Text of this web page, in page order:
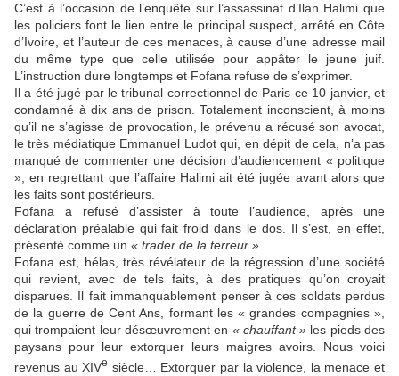
C’est à l’occasion de l’enquête sur l’assassinat d’Ilan Halimi que
les policiers font le lien entre le principal suspect, arrêté en Côte
d’Ivoire, et l’auteur de ces menaces, à cause d’une adresse mail
du même type que celle utilisée pour appâter le jeune juif.
L’instruction dure longtemps et Fofana refuse de s’exprimer.
Il a été jugé par le tribunal correctionnel de Paris ce 10 janvier, et
condamné à dix ans de prison. Totalement inconscient, à moins
qu’il ne s’agisse de provocation, le prévenu a récusé son avocat,
le très médiatique Emmanuel Ludot qui, en dépit de cela, n’a pas
manqué de commenter une décision d’audiencement « politique
», en regrettant que l’affaire Halimi ait été jugée avant alors que
les faits sont postérieurs.
Fofana a refusé d’assister à toute l’audience, après une
déclaration préalable qui fait froid dans le dos. Il s’est, en effet,
présenté comme un « trader de la terreur »
Fofana est, hélas, très révélateur de la régression d’une société
qui revient, avec de tels faits, à des pratiques qu’on croyait
disparues. Il fait immanquablement penser à ces soldats perdus
de la guerre de Cent Ans, formant les « grandes compagnies »,
qui trompaient leur désœuvrement en « chauffant » les pieds des
paysans pour leur extorquer leurs maigres avoirs. Nous voici
revenus au XIVe siècle… Extorquer par la violence, la menace et